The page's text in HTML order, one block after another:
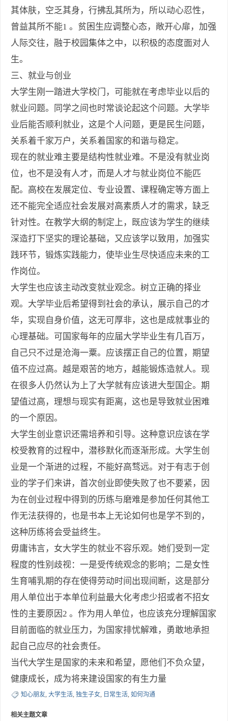
其体肤，空乏其身，行拂乱其所为，所以动心忍性，
曾益其所不能1 。贫困生应调整心态，敞开心扉，加强
人际交往，融于校园集体之中，以积极的态度面对人
生。
三、就业与创业
大学生刚一踏进大学校门，可能就在考虑毕业以后的
就业问题。同学之间也时常谈论起这个问题。大学毕
业后能否顺利就业，这是个人问题，更是民生问题，
关系着千家万户，关系着国家的和谐与稳定。
现在的就业难主要是结构性就业难。不是没有就业岗
位，也不是没有人才，而是人才与就业岗位不能匹
配。高校在发展定位、专业设置、课程确定等方面上
还不能完全适应社会发展对高素质人才的需求，缺乏
针对性。在教学大纲的制定上，既应该为学生的继续
深造打下坚实的理论基础，又应该学以致用，加强实
践环节，锻炼实践能力，使毕业生尽快适应未来的工
作岗位。
大学生也应该主动改变就业观念。树立正确的择业
观。大学毕业后希望得到社会的承认，展示自己的才
华，实现自身价值，这无可厚非，这也是成就事业的
心理基础。可国家每年的应届大学毕业生有几百万，
自己只不过是沧海一粟。应该摆正自己的位置，期望
值不应过高。越是艰苦的地方，越能锻炼造就人。现
在很多人仍然认为上了大学就有应该进大型国企。期
望值过高，理想与现实有距离，这也是导致就业困难
的一个原因。
大学生创业意识还需培养和引导。这种意识应该在学
校受教育的过程中，潜移默化而逐渐形成。大学生创
业是一个渐进的过程，不能好高骛远。对于有志于创
业的学子们来讲，首次创业即使失败了也不要紧，因
为在创业过程中得到的历练与磨难是参加任何其他工
作无法获得的，也是书本上无论如何也是学不到的，
这种历练将会受益终生。
毋庸讳言，女大学生的就业不容乐观。她们受到一定
程度的性别歧视：一是受传统观念的影响；二是女性
生育哺乳期的存在使得劳动时间出现间断，这是部分
用人单位出于本单位利益最大化考虑少招或者不招女
性的主要原因2 。作为用人单位，也应该充分理解国家
目前面临的就业压力，为国家排忧解难，勇敢地承担
起自己应尽的社会责任。
当代大学生是国家的未来和希望，愿他们不负众望，
健康成长，成为将来建设国家的有生力量
知心朋友, 大学生活, 独生子女, 日常生活, 如何沟通
相关主题文章